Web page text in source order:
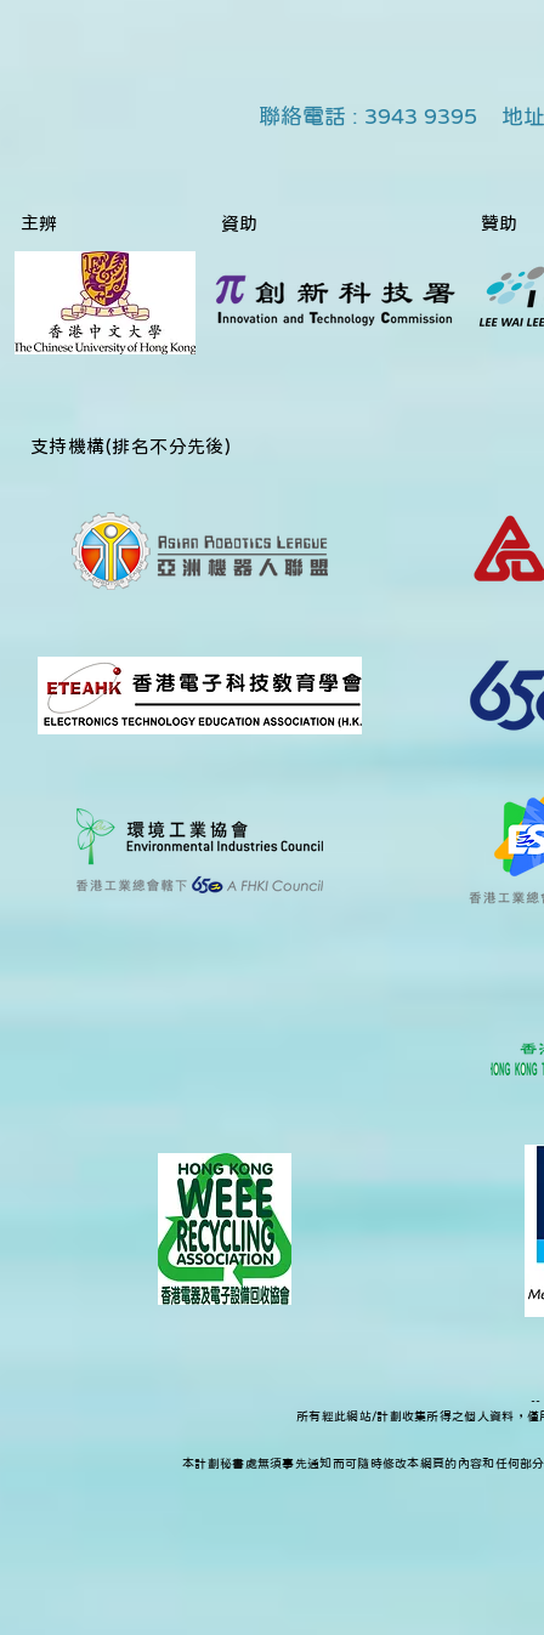
聯絡電話 : 3943 9395 地址
主辨 資助 贊助
​支持機構(排名不分先後)
--
所有經此網站/計劃收集所得之個人資料，
本計劃秘書處無須事先通知而可隨時修改本網頁的內容和任何部